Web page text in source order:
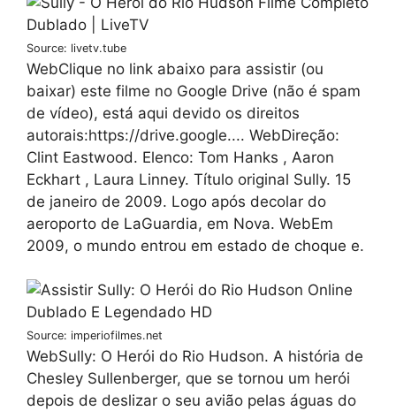
Source: livetv.tube
WebClique no link abaixo para assistir (ou
baixar) este filme no Google Drive (não é spam
de vídeo), está aqui devido os direitos
autorais:https://drive.google.... WebDireção:
Clint Eastwood. Elenco: Tom Hanks , Aaron
Eckhart , Laura Linney. Título original Sully. 15
de janeiro de 2009. Logo após decolar do
aeroporto de LaGuardia, em Nova. WebEm
2009, o mundo entrou em estado de choque e.
Source: imperiofilmes.net
WebSully: O Herói do Rio Hudson. A história de
Chesley Sullenberger, que se tornou um herói
depois de deslizar o seu avião pelas águas do